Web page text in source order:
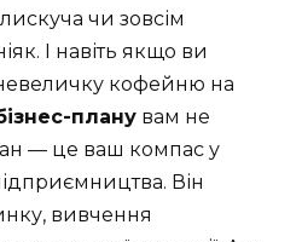
чи зовсім
І навіть якщо ви
кофейню на
плану вам не
— це ваш компас у
Він
вивчення